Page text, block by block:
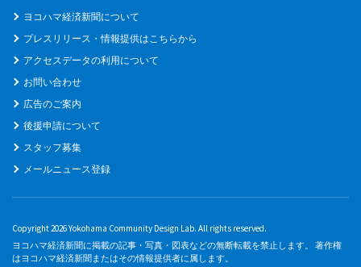
ヨコハマ経済新聞について
プレスリリース・情報提供はこちらから
アクセスデータの利用について
お問い合わせ
広告のご案内
後援申請について
スタッフ募集
メールニュース登録
Copyright 2026 Yokohama Community Design Lab. All rights reserved.
ヨコハマ経済新聞に掲載の記事・写真・図表などの無断転載を禁止します。 著作権
はヨコハマ経済新聞またはその情報提供者に属します。